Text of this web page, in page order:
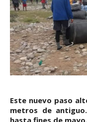
Este nuevo paso
metros de
hasta fines de mayo.